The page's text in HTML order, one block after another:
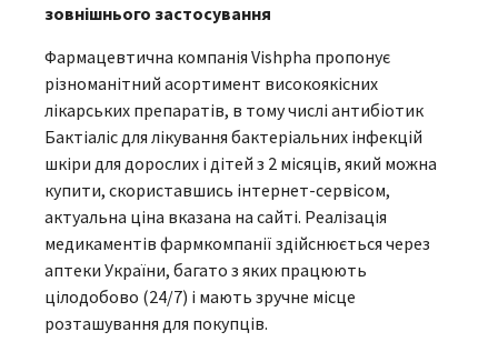
зовнішнього застосування
Фармацевтична компанія Vishpha пропонує
різноманітний асортимент високоякісних
лікарських препаратів, в тому числі антибіотик
Бактіаліс для лікування бактеріальних інфекцій
шкіри для дорослих і дітей з 2 місяців, який можна
купити, скориставшись інтернет-сервісом,
актуальна ціна вказана на сайті. Реалізація
медикаментів фармкомпанії здійснюється через
аптеки України, багато з яких працюють
цілодобово (24/7) і мають зручне місце
розташування для покупців.